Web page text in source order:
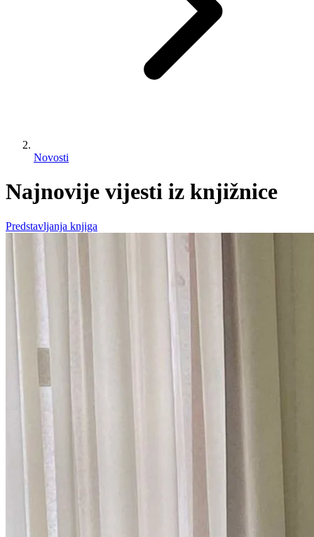
Novosti
Najnovije vijesti iz knjižnice
Predstavljanja knjiga